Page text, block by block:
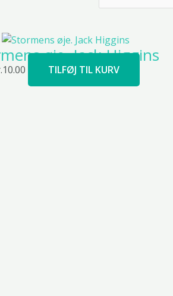
øje. Jack Higgins
10.00 TILFØJ TIL KURV